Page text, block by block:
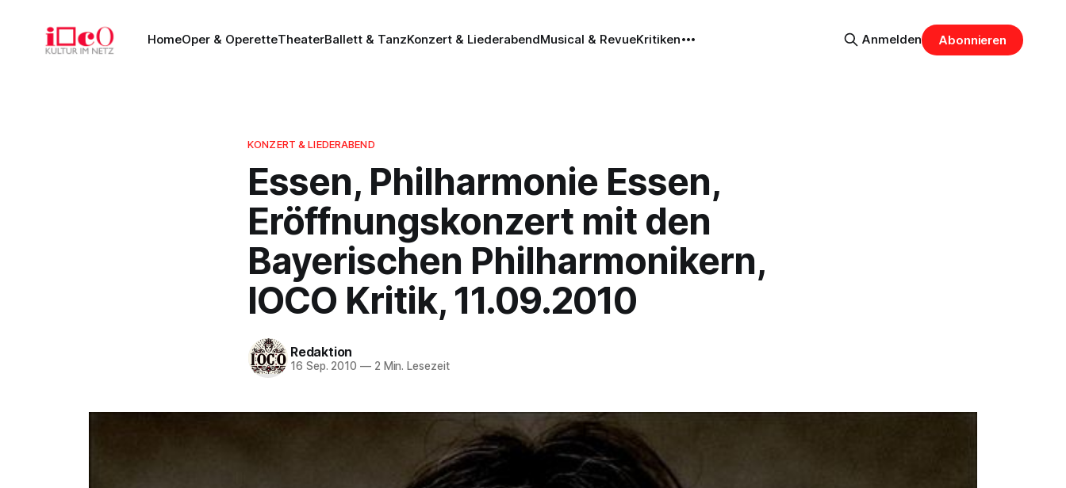
HomeOper & OperetteTheaterBallett & TanzKonzert & LiederabendMusical & RevueKritiken Anmelden Abonnieren
KONZERT & LIEDERABEND
Essen, Philharmonie Essen,
Eröffnungskonzert mit den
Bayerischen Philharmonikern,
IOCO Kritik, 11.09.2010
Redaktion
16 Sep. 2010 —2 Min. Lesezeit